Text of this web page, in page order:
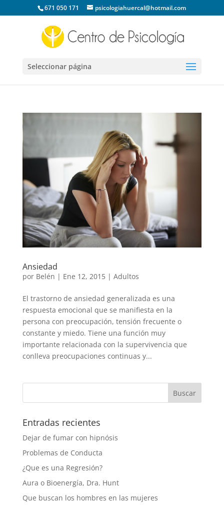
671 050 171 psicologiahuercal@hotmail.com
Seleccionar página
Ansiedad
por Belén | Ene 12, 2015| Adultos
El trastorno de ansiedad generalizada es una
respuesta emocional que se manifiesta en la
persona con preocupación, tensión frecuente o
constante y miedo. Tiene una función muy
importante relacionada con la supervivencia que
conlleva preocupaciones continuas y...
Entradas recientes
Dejar de fumar con hipnósis
Problemas de Conducta
¿Que es una Regresión?
Aura o Bioenergía, Dra. Hunt
Que buscan los hombres en las mujeres